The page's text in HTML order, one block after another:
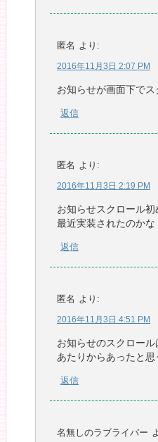
匿名 より:
2016年11月3日 2:07 PM
お知らせが画面下で
返信
匿名 より:
2016年11月3日 2:19 PM
お知らせスクロール初
最近実装されたのかな
返信
匿名 より:
2016年11月3日 4:51 PM
お知らせのスクロー
あたりからあったと思
返信
名無しのラブライバー